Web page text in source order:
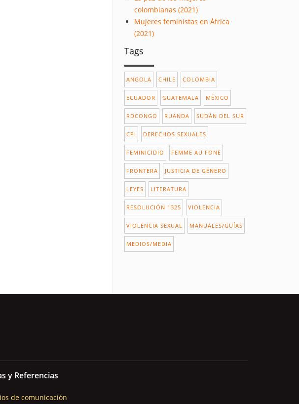
colombianas (2021)
Mujeres feministas en África
(2021)
Tags
ANGOLA CHILE COLOMBIA
ECUADOR GUATEMALA MÉXICO
RDCONGO RUANDA SUDÁN DEL SUR
CPI DERECHOS SEXUALES
FEMINICIDIO FEMME AU FONE
FRONTERA JUSTICIA DE GÉNERO
LEYES LITERATURA
RESOLUCIÓN 1325 VIOLENCIA
VIOLENCIA SEXUAL MANUALES/GUÍAS
MEDIOS/MEDIA
y Referencias
de comunicación